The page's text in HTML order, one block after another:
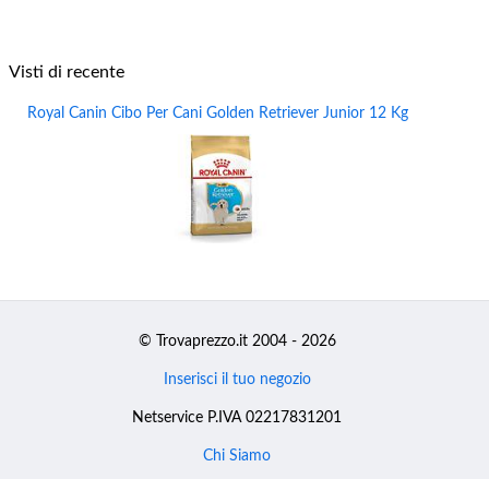
Visti di recente
Royal Canin Cibo Per Cani Golden Retriever Junior 12 Kg
© Trovaprezzo.it 2004 - 2026
Inserisci il tuo negozio
Netservice P.IVA 02217831201
Chi Siamo